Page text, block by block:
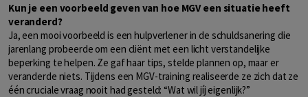
Kun je een voorbeeld geven van hoe MGV een situatie heeft
veranderd?
Ja, een mooi voorbeeld is een hulpverlener in de schuldsanering die
jarenlang probeerde om een cliënt met een licht verstandelijke
beperking te helpen. Ze gaf haar tips, stelde plannen op, maar er
veranderde niets. Tijdens een MGV-training realiseerde ze zich dat ze
één cruciale vraag nooit had gesteld: “Wat wil jíj eigenlijk?”